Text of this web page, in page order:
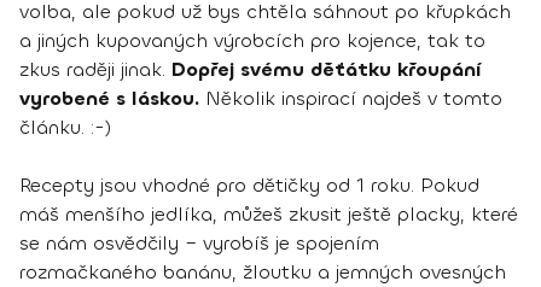
volba, ale pokud už bys chtěla sáhnout po křupkách
a jiných kupovaných výrobcích pro kojence, tak to
zkus raději jinak. Dopřej svému děťátku křoupání
vyrobené s láskou. Několik inspirací najdeš v tomto
článku. :-)
Recepty jsou vhodné pro dětičky od 1 roku. Pokud
máš menšího jedlíka, můžeš zkusit ještě placky, které
se nám osvědčily – vyrobíš je spojením
rozmačkaného banánu, žloutku a jemných ovesných